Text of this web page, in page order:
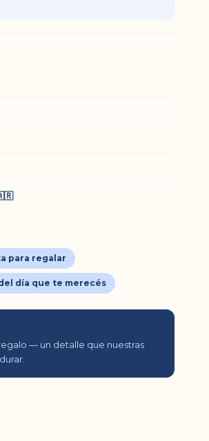
para regalar
día que te merecés
— un detalle que nuestras